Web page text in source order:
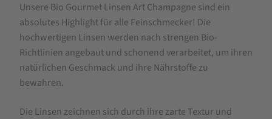
Bio
Gourmet
Linsen
Art
Champagne
Unsere Bio Gourmet Linsen Art Champagne sind ein
absolutes Highlight für alle Feinschmecker! Die
hochwertigen Linsen werden nach strengen Bio-
Richtlinien angebaut und schonend verarbeitet, um ihren
natürlichen Geschmack und ihre Nährstoffe zu
bewahren.
Die Linsen zeichnen sich durch ihre zarte Textur und